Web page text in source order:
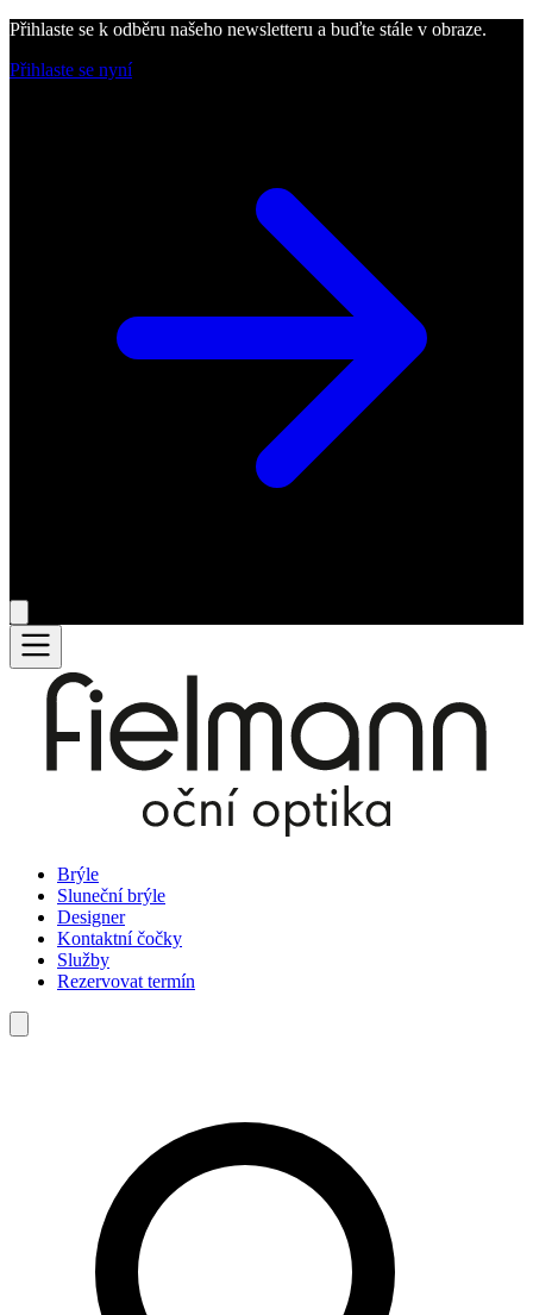
Přihlaste se k odběru našeho newsletteru a buďte stále v obraze.
Přihlaste se nyní
Brýle
Sluneční brýle
Designer
Kontaktní čočky
Služby
Rezervovat termín